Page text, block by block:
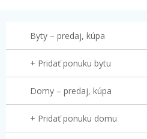
Byty – predaj, kúpa
+ Pridať ponuku bytu
Domy – predaj, kúpa
+ Pridať ponuku domu